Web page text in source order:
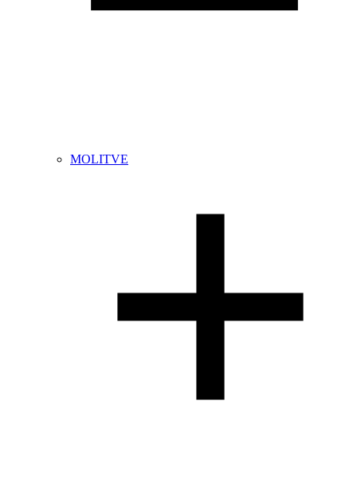
MOLITVE